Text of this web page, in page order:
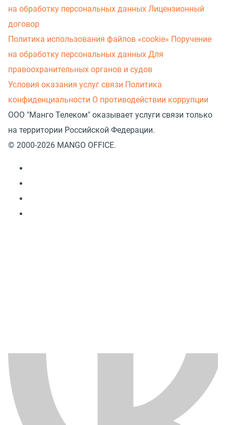
на обработку персональных данных Лицензионный
договор
Политика использования файлов «cookie» Поручение
на обработку персональных данных Для
правоохранительных органов и судов
Условия оказания услуг связи Политика
конфиденциальности О противодействии коррупции
ООО "Манго Телеком" оказывает услуги связи только
на территории Российской Федерации.
© 2000-2026 MANGO OFFICE.